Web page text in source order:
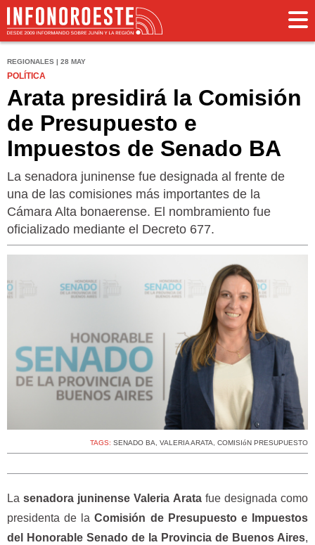
REGIONALES | 28 MAY
POLÍTICA
Arata presidirá la Comisión
de Presupuesto e
Impuestos de Senado BA
La senadora juninense fue designada al frente de
una de las comisiones más importantes de la
Cámara Alta bonaerense. El nombramiento fue
oficializado mediante el Decreto 677.
TAGS: SENADO BA, VALERIA ARATA, COMISIóN PRESUPUESTO
La senadora juninense Valeria Aratafue designada como
presidenta de laComisión de Presupuesto e Impuestos
del Honorable Senado de la Provincia de Buenos Aires,